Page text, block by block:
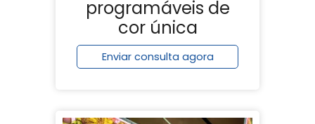
programáveis de
cor única
Enviar consulta agora